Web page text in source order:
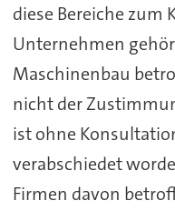
diese Bereiche zum
Unternehmen
Maschinenbau
nicht der
ist ohne
verabschiedet
Firmen davon